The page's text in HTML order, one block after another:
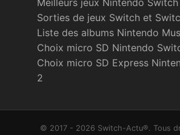
Sorties de jeux Switch et
Liste des albums Nintendo
Choix micro SD Nintendo
Choix micro SD Express
2
© 2017 - 2026 Switch-Actu®. Tous